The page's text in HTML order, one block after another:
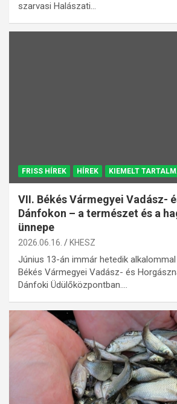
szarvasi Halászati…
FRISS HÍREK HÍREK KIEMELT
VII. Békés Vármegyei Vadász-
Dánfokon – a természet és a
ünnepe
2026.06.16. KHESZ
Június 13-án immár hetedik
Békés Vármegyei Vadász- és
Dánfoki Üdülőközpontban.…